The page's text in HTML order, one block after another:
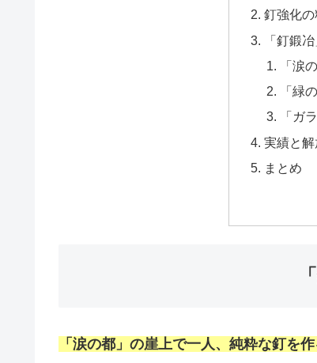
釘強化
「釘鍛
「涙
「緑
「ガ
実績と
まとめ
「涙の都」の崖上で一人、 純粋な釘を